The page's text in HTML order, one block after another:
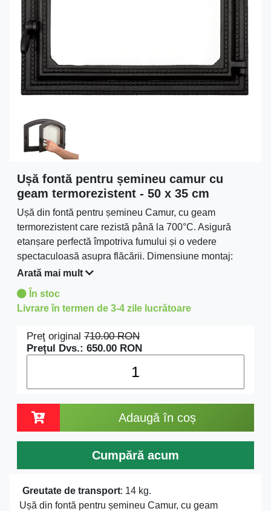
Ușă fontă pentru șemineu camur cu
geam termorezistent - 50 x 35 cm
Ușă din fontă pentru șemineu Camur, cu geam
termorezistent care rezistă până la 700°C. Asigură
etanșare perfectă împotriva fumului și o vedere
spectaculoasă asupra flăcării. Dimensiune montaj:
42x28 cm.
Arată mai mult
În stoc
Livrare în termen de 3-4 zile lucrătoare
Preţ original 710.00RON
Preţul Dvs.: 650.00 RON
Adaugă în coș
Cumpără acum
Greutate de transport: 14 kg.
Ușă din fontă pentru șemineu Camur, cu geam